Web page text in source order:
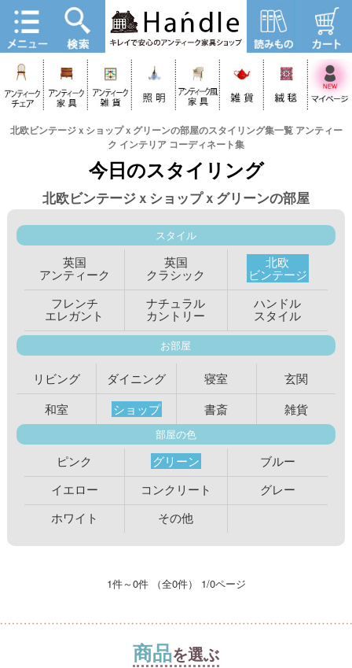
北欧ビンテージｘショップｘグリーンの部屋のスタイリング集一覧 アンティー
ク インテリア コーディネート集
今日のスタイリング
北欧ビンテージｘショップｘグリーンの部屋
スタイル
英国
アンティーク
英国
クラシック
北欧
ビンテージ
フレンチ
エレガント
ナチュラル
カントリー
ハンドル
スタイル
お部屋
リビング ダイニング 寝室
玄関
和室
ショップ 書斎 雑貨
部屋の色
ピンク グリーン
ブルー
イエロー
コンクリート
グレー
ホワイト
その他
1件～0件 （全0件） 1/0ページ
商品を選ぶ